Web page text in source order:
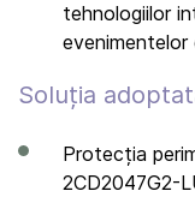
tehnologiilor
evenimentelor
Soluția
Protecția
2CD2047G2-